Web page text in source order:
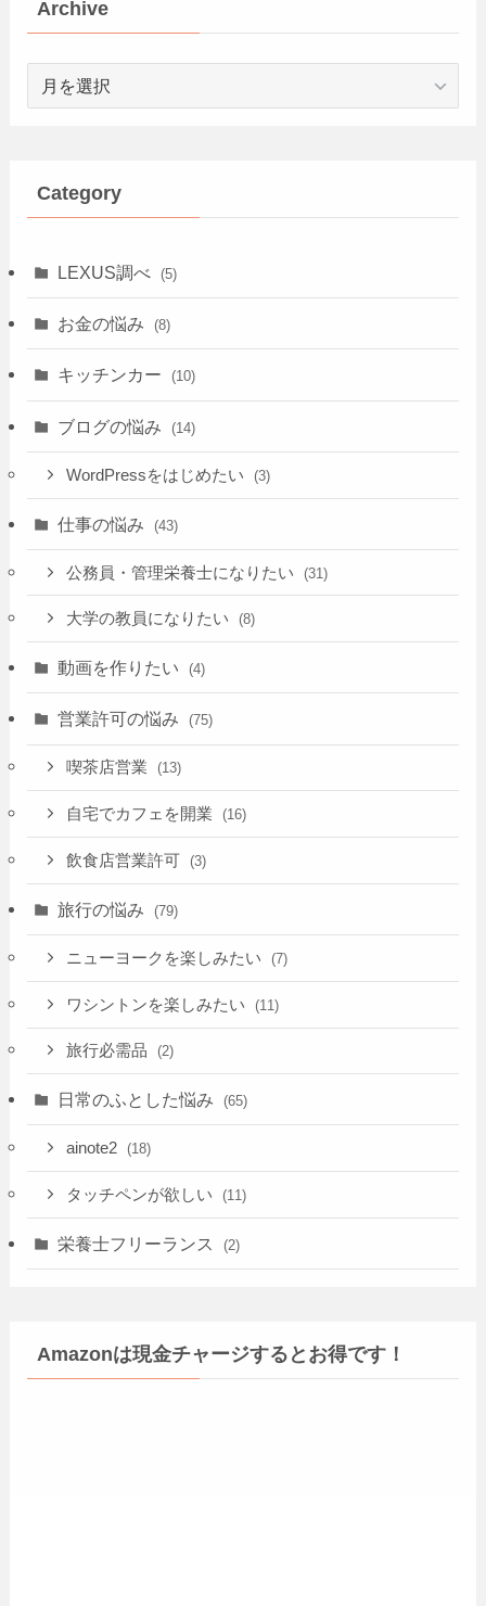
Archive
Archive
Category
LEXUS調べ (5)
お金の悩み (8)
キッチンカー (10)
ブログの悩み (14)
WordPressをはじめたい (3)
仕事の悩み (43)
公務員・管理栄養士になりたい (31)
大学の教員になりたい (8)
動画を作りたい (4)
営業許可の悩み (75)
喫茶店営業 (13)
自宅でカフェを開業 (16)
飲食店営業許可 (3)
旅行の悩み (79)
ニューヨークを楽しみたい (7)
ワシントンを楽しみたい (11)
旅行必需品 (2)
日常のふとした悩み (65)
ainote2 (18)
タッチペンが欲しい (11)
栄養士フリーランス (2)
Amazonは現金チャージするとお得です！